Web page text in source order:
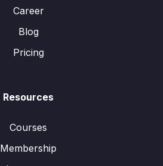
Career
Blog
Pricing
Resources
Courses
Membership